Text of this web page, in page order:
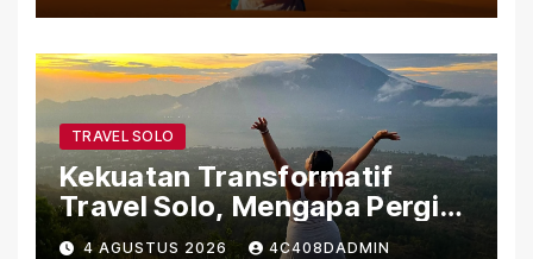
TRAVEL SOLO
Kekuatan Transformatif
Travel Solo, Mengapa Pergi
Sendiri Bisa Mengubah Hidup
4 AGUSTUS 2026 4C408DADMIN